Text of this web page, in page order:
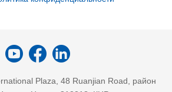
Plaza, 48 Ruanjian Road, район